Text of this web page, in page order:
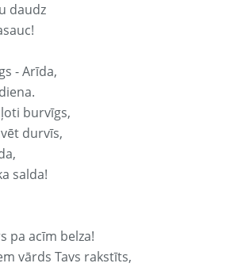
daudz
- Arīda,
burvīgs,
durvīs,
salda!
pa acīm belza!
vārds Tavs rakstīts,